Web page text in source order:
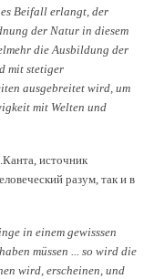
Beifall erlangt, der
der Natur in diesem
die Ausbildung der
mit stetiger
ausgebreitet wird, um
mit Welten und
источник
разум, так и в
in einem gewisssen
müssen ... so wird die
wird, erscheinen, und